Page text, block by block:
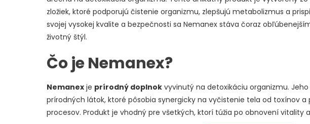
zložiek, ktoré podporujú čistenie organizmu, zlepšujú metabolizmus a
svojej vysokej kvalite a bezpečnosti sa Nemanex stáva čoraz
životný štýl.
Čo je Nemanex?
Nemanex je prírodný doplnok vyvinutý na detoxikáciu organizmu.
prírodných látok, ktoré pôsobia synergicky na vyčistenie tela od toxínov
procesov. Produkt je vhodný pre všetkých, ktorí túžia po obnovení vitality